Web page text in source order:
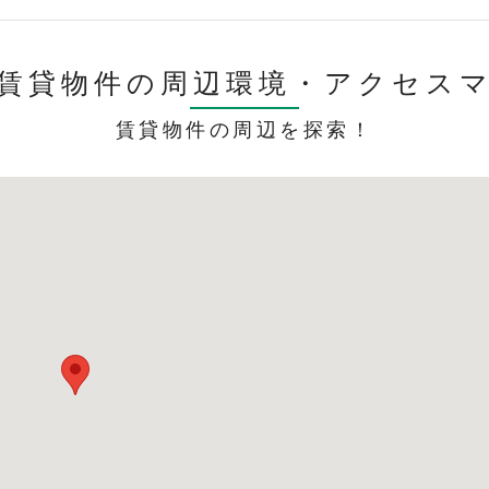
貸物件の周辺環境・ アクセス
賃貸物件の周辺を探索！